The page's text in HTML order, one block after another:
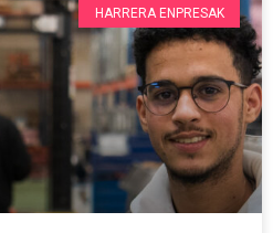
HARRERA ENPRESAK